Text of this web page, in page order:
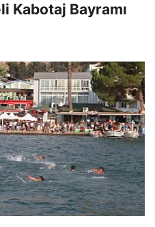
Kabotaj Bayramı